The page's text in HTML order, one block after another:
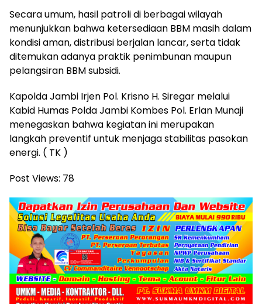
Secara umum, hasil patroli di berbagai wilayah
menunjukkan bahwa ketersediaan BBM masih dalam
kondisi aman, distribusi berjalan lancar, serta tidak
ditemukan adanya praktik penimbunan maupun
pelangsiran BBM subsidi.
Kapolda Jambi Irjen Pol. Krisno H. Siregar melalui
Kabid Humas Polda Jambi Kombes Pol. Erlan Munaji
menegaskan bahwa kegiatan ini merupakan
langkah preventif untuk menjaga stabilitas pasokan
energi. ( TK )
Post Views: 78